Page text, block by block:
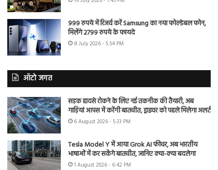
999 रुपये में रिजर्व करें Samsung का नया फोल्डेबल फोन,
मिलेंगे 2799 रुपये के फायदे
8 July 2026 - 5:54 PM
ऑटो जगत
सड़क हादसे रोकने के लिए नई तकनीक की तैयारी, अब
गाड़ियां आपस में करेंगी बातचीत, ड्राइवर को पहले मिलेगा अलर्ट
6 August 2026 - 5:33 PM
Tesla Model Y में आया Grok AI फीचर, अब भारतीय
भाषाओं में कर सकेंगे बातचीत, जानिए क्या-क्या बदलेगा
1 August 2026 - 6:42 PM